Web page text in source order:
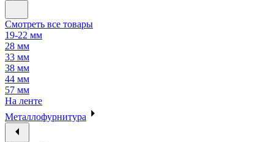
Смотреть все товары
19-22 мм
28 мм
33 мм
38 мм
44 мм
57 мм
На ленте
Металлофурнитура